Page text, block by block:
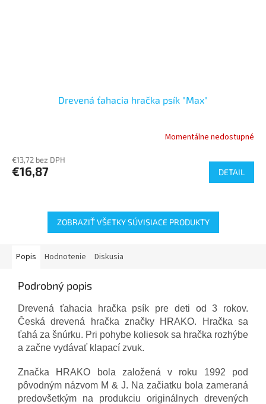
Drevená ťahacia hračka psík "Max"
Momentálne nedostupné
€13,72 bez DPH
€16,87 DETAIL
ZOBRAZIŤ VŠETKY SÚVISIACE PRODUKTY
Popis Hodnotenie Diskusia
Podrobný popis
Drevená ťahacia hračka psík pre deti od 3 rokov.
Česká drevená hračka značky HRAKO. Hračka sa
ťahá za šnúrku. Pri pohybe koliesok sa hračka rozhýbe
a začne vydávať klapací zvuk.
Značka HRAKO bola založená v roku 1992 pod
pôvodným názvom M & J. Na začiatku bola zameraná
predovšetkým na produkciu originálnych drevených